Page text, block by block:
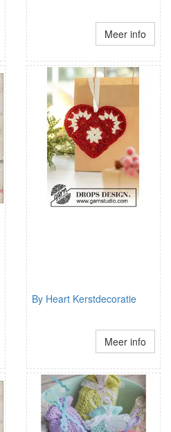
Meer info
By Heart Kerstdecoratie
Meer info